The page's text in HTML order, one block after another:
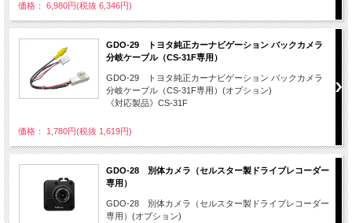
価格： 6,980円(税抜 6,346円)
GDO-29 トヨタ純正カーナビゲーション バックカメラ
分岐ケーブル（CS-31F専用）
GDO-29 トヨタ純正カーナビゲーション バックカメラ
分岐ケーブル（CS-31F専用）(オプション)
《対応製品》CS-31F
価格： 1,780円(税抜 1,619円)
GDO-28 別体カメラ（セルスター製ドライブレコーダー
専用）
GDO-28 別体カメラ（セルスター製ドライブレコーダー
専用）(オプション)